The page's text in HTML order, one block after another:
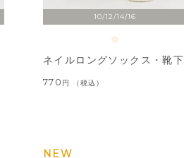
10/12/14/16
ネイルロングソックス・靴下
770 税込
NEW